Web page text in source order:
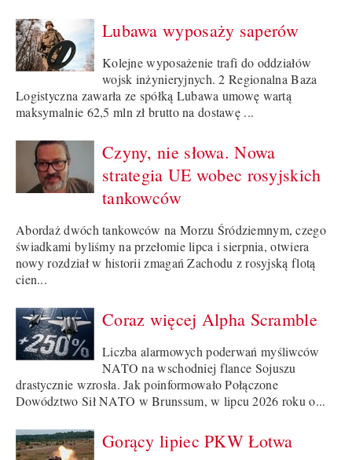
Lubawa wyposaży saperów
Kolejne wyposażenie trafi do oddziałów
wojsk inżynieryjnych. 2 Regionalna Baza
Logistyczna zawarła ze spółką Lubawa umowę wartą
maksymalnie 62,5 mln zł brutto na dostawę ...
Czyny, nie słowa. Nowa
strategia UE wobec rosyjskich
tankowców
Abordaż dwóch tankowców na Morzu Śródziemnym, czego
świadkami byliśmy na przełomie lipca i sierpnia, otwiera
nowy rozdział w historii zmagań Zachodu z rosyjską flotą
cien...
Coraz więcej Alpha Scramble
Liczba alarmowych poderwań myśliwców
NATO na wschodniej flance Sojuszu
drastycznie wzrosła. Jak poinformowało Połączone
Dowództwo Sił NATO w Brunssum, w lipcu 2026 roku o...
Gorący lipiec PKW Łotwa